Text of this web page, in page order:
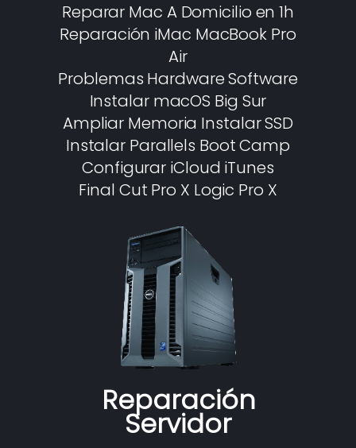
Reparar Mac A Domicilio en 1h
Reparación iMac MacBook Pro
Air
Problemas Hardware Software
Instalar macOS Big Sur
Ampliar Memoria Instalar SSD
Instalar Parallels Boot Camp
Configurar iCloud iTunes
Final Cut Pro X Logic Pro X
Reparación
Servidor